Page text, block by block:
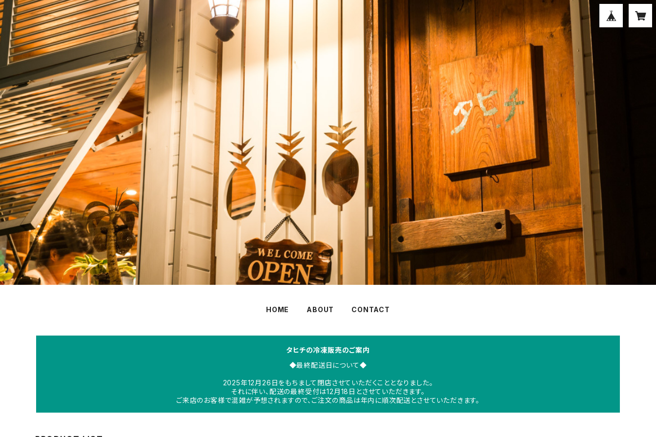
HOME ABOUT CONTACT
タヒチの冷凍販売のご案内
◆最終配送日について◆
2025年12月26日をもちまして閉店させていただくこととなりました。
それに伴い、配送の最終受付は12月18日とさせていただきます。
ご来店のお客様で混雑が予想されますので、ご注文の商品は年内に順次配送とさせていただきます。